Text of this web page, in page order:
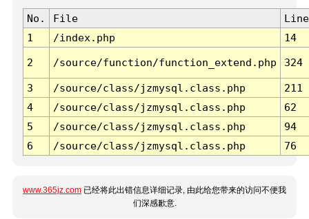
No. File
Line
1
/index.php 14
2 /source/function/function_extend.php 324
3 /source/class/jzmysql.class.php
211
4
/source/class/jzmysql.class.php
62
5
/source/class/jzmysql.class.php
94
6
/source/class/jzmysql.class.php 76
www.365jz.com 已经将此出错信息详细记录, 由此给您带来的访问不便我
们深感歉意.